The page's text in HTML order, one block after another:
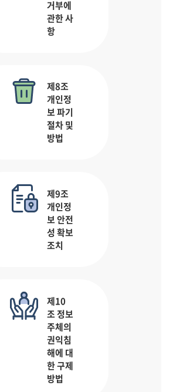
거부에
관한 사
항
제8조
개인정
보 파기
절차 및
방법
제9조
개인정
보 안전
성 확보
조치
제10
조 정보
주체의
권익침
해에 대
한 구제
방법